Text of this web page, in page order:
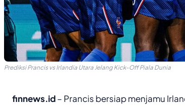
Prediksi Prancis vs Irlandia Utara Jelang Kick-Off Piala Dunia
finnews.id– Prancis bersiap menjamu